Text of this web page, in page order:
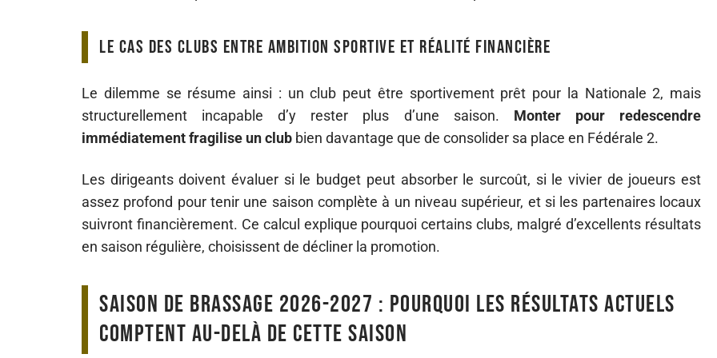
Le cas des clubs entre ambition sportive et réalité financière
Le dilemme se résume ainsi : un club peut être sportivement prêt pour la Nationale 2, mais
structurellement incapable d’y rester plus d’une saison. Monter pour redescendre
immédiatement fragilise un club bien davantage que de consolider sa place en Fédérale 2.
Les dirigeants doivent évaluer si le budget peut absorber le surcoût, si le vivier de joueurs est
assez profond pour tenir une saison complète à un niveau supérieur, et si les partenaires locaux
suivront financièrement. Ce calcul explique pourquoi certains clubs, malgré d’excellents résultats
en saison régulière, choisissent de décliner la promotion.
Saison de brassage 2026-2027 : pourquoi les résultats actuels
comptent au-delà de cette saison